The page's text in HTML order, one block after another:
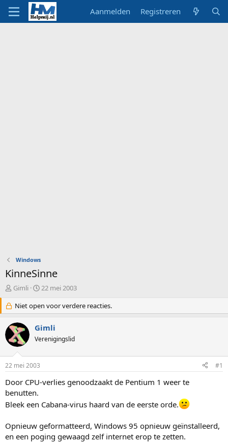
Aanmelden Registreren
Windows
KinneSinne
O
d
e
r
w
e
s
t
a
r
t
r
Gimli
S
a
r
t
d
a
m
22 mei 2003
Niet open voor verdere reacties.
Gimli
Verenigingslid
22 mei 2003 #1
Door CPU-verlies genoodzaakt de Pentium 1 weer te
benutten.
Bleek een Cabana-virus haard van de eerste orde.
Opnieuw geformatteerd, Windows 95 opnieuw geïnstalleerd,
en een poging gewaagd zelf internet erop te zetten.